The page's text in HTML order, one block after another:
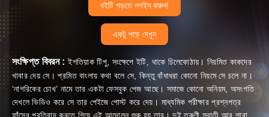
বইটি পড়তে লগইন করুন!
একটু পড়ে দেখুন
সংক্ষিপ্ত বিবরন : ইশতিয়াক টিপু, সংক্ষেপে ইটি, থাকে চিলেকোঠায়। নিয়মিত কাকদের
খাবার দেয় সে। প্রমিত বাংলায় কথা বলে সে, কিন্তু বাঁধাধরা কোনো নিয়মে সে চলে না।
‘নাগরিকের চোখ’ নামে তার একটা ফেসবুক পেজ আছে। সমাজে কোনো অনিয়ম, অসংগতি
দেখলে ভিডিও করে সে তার পেইজে পোস্ট করে দেয়। মাধ্যমিক পরীক্ষার প্রশ্নপত্র